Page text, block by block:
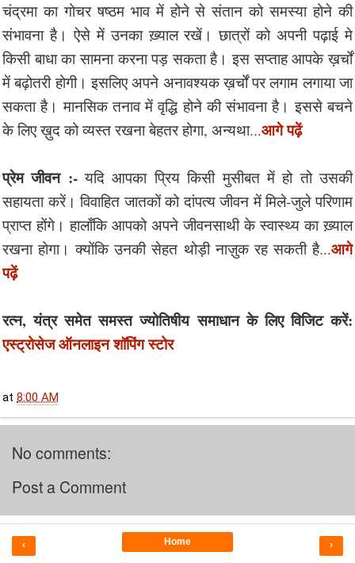
चंद्रमा का गोचर षष्ठम भाव में होने से संतान को समस्या होने की
संभावना है। ऐसे में उनका ख़्याल रखें। छात्रों को अपनी पढ़ाई मे
किसी बाधा का सामना करना पड़ सकता है। इस सप्ताह आपके ख़र्चों
में बढ़ोतरी होगी। इसलिए अपने अनावश्यक ख़र्चों पर लगाम लगाया जा
सकता है। मानसिक तनाव में वृद्धि होने की संभावना है। इससे बचने
के लिए ख़ुद को व्यस्त रखना बेहतर होगा, अन्यथा...आगे पढ़ें
प्रेम जीवन :-यदि आपका प्रिय किसी मुसीबत में हो तो उसकी
सहायता करें। विवाहित जातकों को दांपत्य जीवन में मिले-जुले परिणाम
प्राप्त होंगे। हालाँकि आपको अपने जीवनसाथी के स्वास्थ्य का ख़्याल
रखना होगा। क्योंकि उनकी सेहत थोड़ी नाज़ुक रह सकती है...आगे
पढ़ें
रत्न, यंत्र समेत समस्त ज्योतिषीय समाधान के लिए विजिट करें:
एस्ट्रोसेज ऑनलाइन शॉपिंग स्टोर
at 8:00 AM
No comments:
Post a Comment
‹ ›
Home